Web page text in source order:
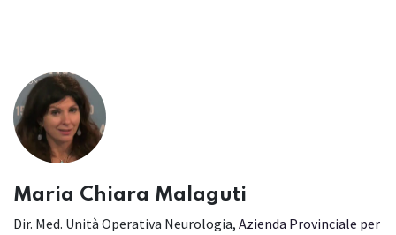
Maria Chiara Malaguti
Dir. Med. Unità Operativa Neurologia, Azienda Provinciale per